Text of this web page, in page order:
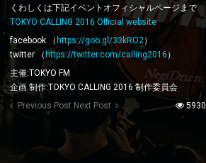
くわしくは下記イベントオフィシャルページまで
TOKYO CALLING 2016 Official website
facebook （ https://goo.gl/33kRO2）
twitter （ https://twitter.com/calling2016 ）
主催:TOKYO FM
企画 制作:TOKYO CALLING 2016 制作委員会
Previous Post Next Post 5930